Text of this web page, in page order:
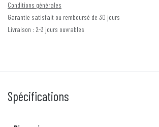
Conditions générales
Garantie satisfait ou remboursé de 30 jours
Livraison : 2-3 jours ouvrables
Spécifications